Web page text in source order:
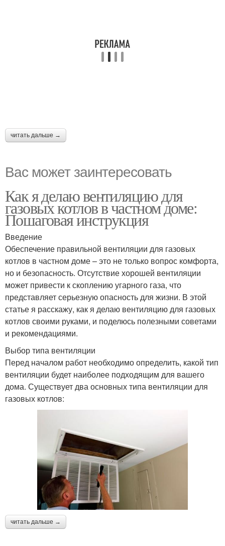
читать дальше →
Вас может заинтересовать
Как я делаю вентиляцию для
газовых котлов в частном доме:
Пошаговая инструкция
Введение
Обеспечение правильной вентиляции для газовых
котлов в частном доме – это не только вопрос комфорта,
но и безопасность. Отсутствие хорошей вентиляции
может привести к скоплению угарного газа, что
представляет серьезную опасность для жизни. В этой
статье я расскажу, как я делаю вентиляцию для газовых
котлов своими руками, и поделюсь полезными советами
и рекомендациями.
Выбор типа вентиляции
Перед началом работ необходимо определить, какой тип
вентиляции будет наиболее подходящим для вашего
дома. Существует два основных типа вентиляции для
газовых котлов:
читать дальше →